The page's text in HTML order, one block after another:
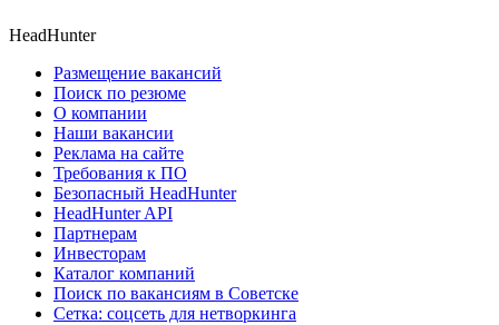
HeadHunter
Размещение вакансий
Поиск по резюме
О компании
Наши вакансии
Реклама на сайте
Требования к ПО
Безопасный HeadHunter
HeadHunter API
Партнерам
Инвесторам
Каталог компаний
Поиск по вакансиям в Советске
Сетка: соцсеть для нетворкинга